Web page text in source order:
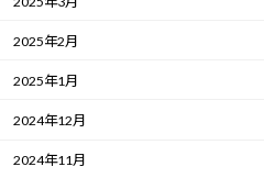
2025年2月
2025年1月
2024年12月
2024年11月